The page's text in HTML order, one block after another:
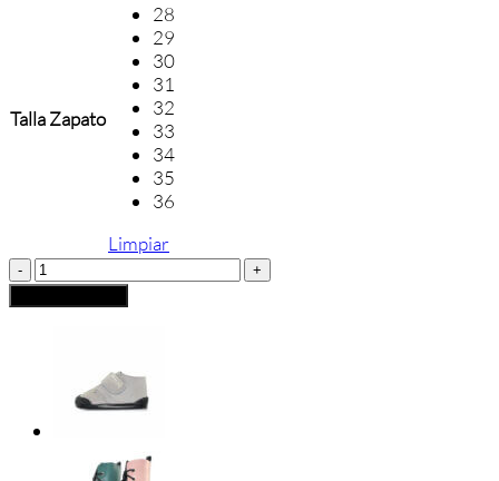
Talla Zapato
28
29
30
31
32
33
34
35
36
Limpiar
Bota
Alaska
Pelo